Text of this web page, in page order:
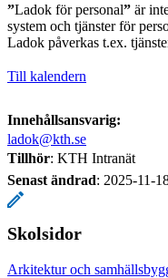
”Ladok för personal” är
system och tjänster för
Ladok påverkas t.ex.
Till kalendern
Innehållsansvarig:
ladok@kth.se
Tillhör: KTH Intranät
Senast ändrad: 2025-11-
Skolsidor
Arkitektur och